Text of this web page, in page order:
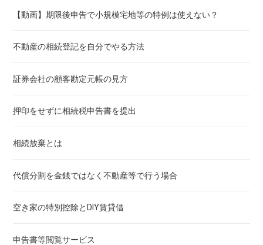
【動画】期限後申告で小規模宅地等の特例は使えない？
不動産の相続登記を自分でやる方法
証券会社の顧客勘定元帳の見方
押印をせずに相続税申告書を提出
相続放棄とは
代償分割を金銭ではなく不動産等で行う場合
空き家の特別控除とDIY賃貸借
申告書等閲覧サービス